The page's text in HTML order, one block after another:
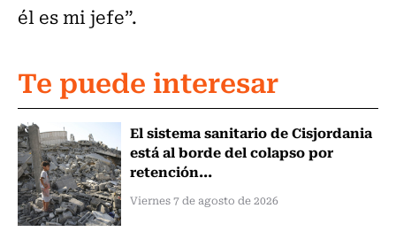
él es mi jefe”.
Te puede interesar
El sistema sanitario de Cisjordania
está al borde del colapso por
retención...
Viernes 7 de agosto de 2026